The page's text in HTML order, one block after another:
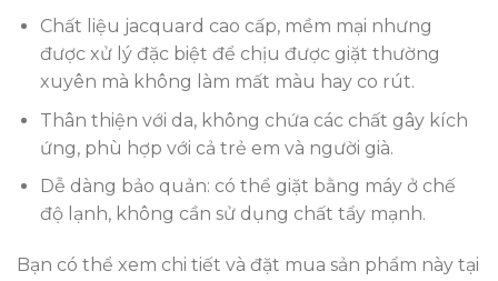
Chất liệu jacquard cao cấp, mềm mại nhưng
được xử lý đặc biệt để chịu được giặt thường
xuyên mà không làm mất màu hay co rút.
Thân thiện với da, không chứa các chất gây kích
ứng, phù hợp với cả trẻ em và người già.
Dễ dàng bảo quản: có thể giặt bằng máy ở chế
độ lạnh, không cần sử dụng chất tẩy mạnh.
Bạn có thể xem chi tiết và đặt mua sản phẩm này tại